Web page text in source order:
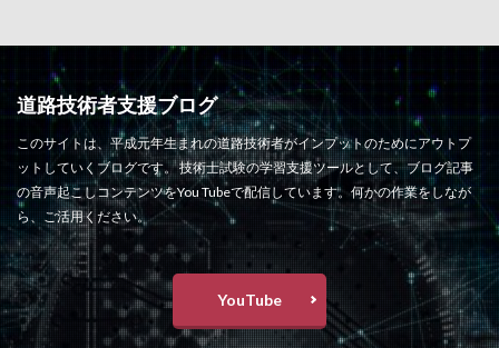
道路技術者支援ブログ
このサイトは、平成元年生まれの道路技術者がインプットのためにアウトプ
ットしていくブログです。 技術士試験の学習支援ツールとして、ブログ記事
の音声起こしコンテンツをYou Tubeで配信しています。何かの作業をしなが
ら、ご活用ください。
YouTube